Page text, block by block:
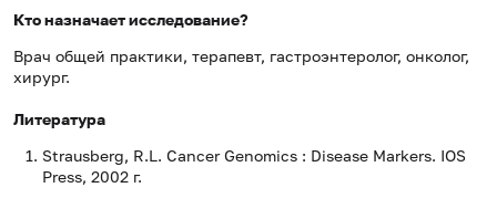
Кто назначает исследование?
Врач общей практики, терапевт, гастроэнтеролог, онколог,
хирург.
Литература
Strausberg, R.L. Cancer Genomics : Disease Markers. IOS
Press, 2002 г.